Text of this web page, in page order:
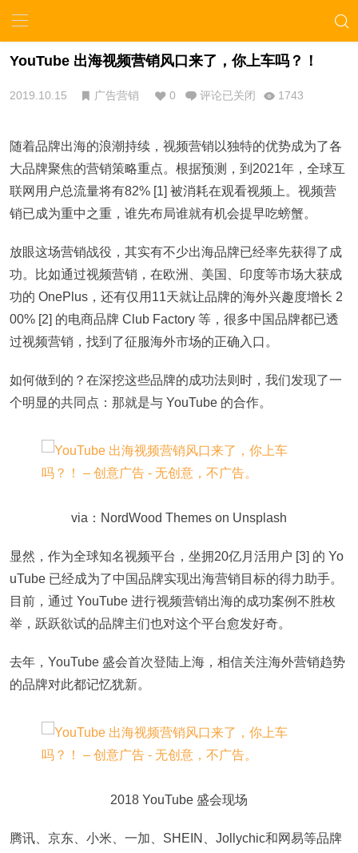
YouTube 出海视频营销风口来了，你上车吗？！
2019.10.15 广告营销 0 评论已关闭 1743
随着品牌出海的浪潮持续，视频营销以独特的优势成为了各
大品牌聚焦的营销策略重点。根据预测，到2021年，全球互
联网用户总流量将有82% [1] 被消耗在观看视频上。视频营
销已成为重中之重，谁先布局谁就有机会提早吃螃蟹。
放眼这场营销战役，其实有不少出海品牌已经率先获得了成
功。比如通过视频营销，在欧洲、美国、印度等市场大获成
功的 OnePlus，还有仅用11天就让品牌的海外兴趣度增长 2
00% [2] 的电商品牌 Club Factory 等，很多中国品牌都已透
过视频营销，找到了征服海外市场的正确入口。
如何做到的？在深挖这些品牌的成功法则时，我们发现了一
个明显的共同点：那就是与 YouTube 的合作。
via：NordWood Themes on Unsplash
显然，作为全球知名视频平台，坐拥20亿月活用户 [3] 的 Yo
uTube 已经成为了中国品牌实现出海营销目标的得力助手。
目前，通过 YouTube 进行视频营销出海的成功案例不胜枚
举，跃跃欲试的品牌主们也对这个平台愈发好奇。
去年，YouTube 盛会首次登陆上海，相信关注海外营销趋势
的品牌对此都记忆犹新。
2018 YouTube 盛会现场
腾讯、京东、小米、一加、SHEIN、Jollychic和网易等品牌